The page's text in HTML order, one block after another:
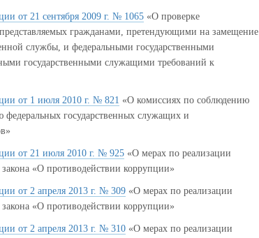
от 21 сентября 2009 г. № 1065 «О проверке
гражданами, претендующими на замещение
службы, и федеральными государственными
государственными служащими требований к
от 1 июля 2010 г. № 821 «О комиссиях по соблюдению
государственных служащих и
от 21 июля 2010 г. № 925 «О мерах по реализации
«О противодействии коррупции»
от 2 апреля 2013 г. № 309 «О мерах по реализации
«О противодействии коррупции»
от 2 апреля 2013 г. № 310 «О мерах по реализации